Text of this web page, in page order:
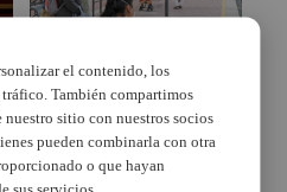
L’Ajuntament de
Picassent reparteix
mascaretes al personal
treballador que viatja
en transport públic
el contenido, los
También compartimos
sitio con nuestros socios
pueden combinarla con otra
o que hayan
sus servicios.